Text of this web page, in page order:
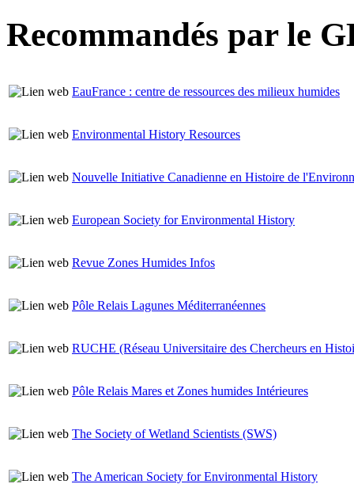
Recommandés par le
EauFrance : centre de ressources des milieux humides
Environmental History Resources
Nouvelle Initiative Canadienne en Histoire de
European Society for Environmental History
Revue Zones Humides Infos
Pôle Relais Lagunes Méditerranéennes
RUCHE (Réseau Universitaire des Chercheurs en
Pôle Relais Mares et Zones humides Intérieures
The Society of Wetland Scientists (SWS)
The American Society for Environmental History